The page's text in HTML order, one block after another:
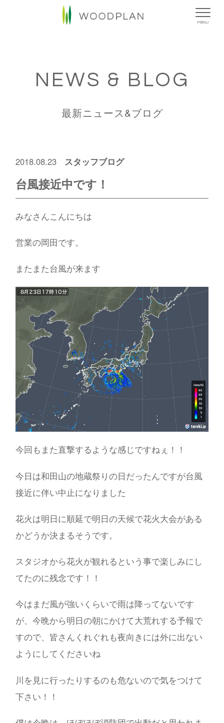
NEWS & BLOG
最新ニュース&ブログ
2018.08.23 スタッフブログ
台風接近中です！
みなさんこんにちは
営業の岡田です。
またまた台風が来ます
今回もまた直撃するような感じですねぇ！！
今日は和田山の地蔵祭りの日だったんですが台風
接近に伴い中止になりました
花火は明日に順延で明日の天候で花火大会がある
かどうか決まるそうです。
スタジオから花火が観れるという事で楽しみにし
てたのに残念です！！
今はまだ風が強いくらいで雨は降ってないです
が、今晩から明日の朝にかけて大荒れする予報で
すので、皆さんくれぐれも夜向きには外に出ない
ようにしてくださいね
川を見に行ったりするのも危ないので気をつけて
下さい！！
MENU